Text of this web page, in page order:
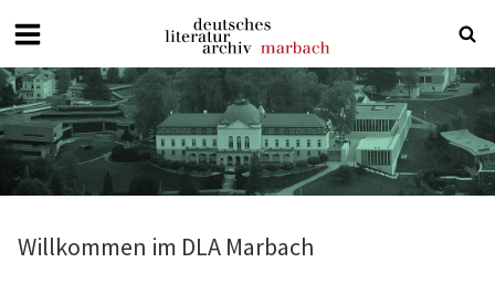
Deutsches
Literaturarchiv
Marbach
Willkommen im DLA Marbach